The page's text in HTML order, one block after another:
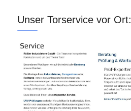
Unser Torservice vor Ort: